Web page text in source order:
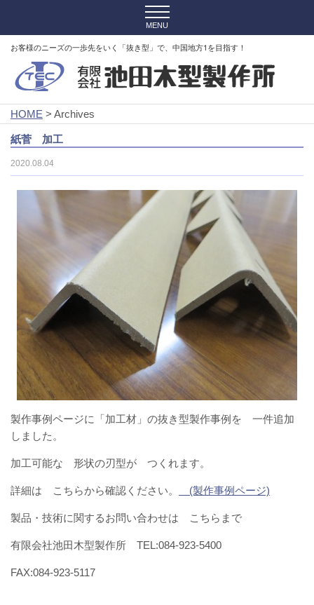
お客様のニーズの一歩先をいく「抜き型」で、中国地方1を目指す！
HOME > Archives
紙菅 加工
2020.08.04
製作事例ページに「加工材」の抜き型製作事例を 一件追加
しました。
加工可能な 形状の刃型が つくれます。
詳細は こちらから確認ください。 (製作事例ページ)
製品・技術に関するお問い合わせは こちらまで
有限会社池田木型製作所 TEL:084-923-5400
FAX:084-923-5117